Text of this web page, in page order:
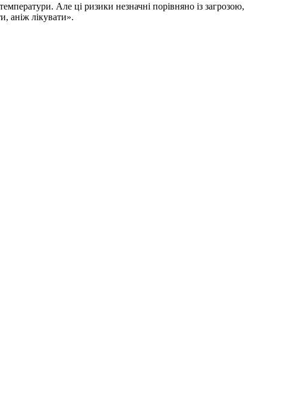
Але ці ризики незначні порівняно із загрозою,
аніж лікувати».